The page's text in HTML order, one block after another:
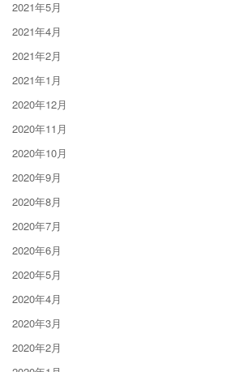
2021年5月
2021年4月
2021年2月
2021年1月
2020年12月
2020年11月
2020年10月
2020年9月
2020年8月
2020年7月
2020年6月
2020年5月
2020年4月
2020年3月
2020年2月